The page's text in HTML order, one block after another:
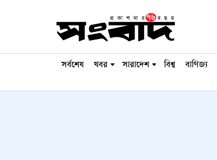
সর্বশেষ খবর সারাদেশ বিশ্ব বাণিজ্য